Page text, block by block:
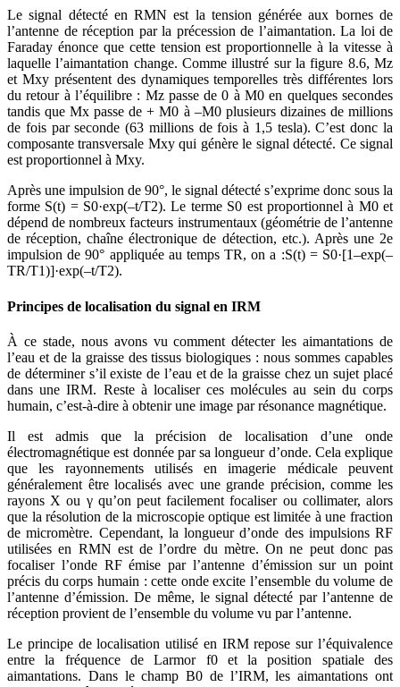
Le signal détecté en RMN est la tension générée aux bornes de
l’antenne de réception par la précession de l’aimantation. La loi de
Faraday énonce que cette tension est proportionnelle à la vitesse à
laquelle l’aimantation change. Comme illustré sur la figure 8.6, Mz
et Mxy présentent des dynamiques temporelles très différentes lors
du retour à l’équilibre : Mz passe de 0 à M0 en quelques secondes
tandis que Mx passe de + M0 à –M0 plusieurs dizaines de millions
de fois par seconde (63 millions de fois à 1,5 tesla). C’est donc la
composante transversale Mxy qui génère le signal détecté. Ce signal
est proportionnel à Mxy.
Après une impulsion de 90°, le signal détecté s’exprime donc sous la
forme S(t) = S0·exp(–t/T2). Le terme S0 est proportionnel à M0 et
dépend de nombreux facteurs instrumentaux (géométrie de l’antenne
de réception, chaîne électronique de détection, etc.). Après une 2e
impulsion de 90° appliquée au temps TR, on a :S(t) = S0·[1–exp(–
TR/T1)]·exp(–t/T2).
Principes de localisation du signal en IRM
À ce stade, nous avons vu comment détecter les aimantations de
l’eau et de la graisse des tissus biologiques : nous sommes capables
de déterminer s’il existe de l’eau et de la graisse chez un sujet placé
dans une IRM. Reste à localiser ces molécules au sein du corps
humain, c’est-à-dire à obtenir une image par résonance magnétique.
Il est admis que la précision de localisation d’une onde
électromagnétique est donnée par sa longueur d’onde. Cela explique
que les rayonnements utilisés en imagerie médicale peuvent
généralement être localisés avec une grande précision, comme les
rayons X ou γ qu’on peut facilement focaliser ou collimater, alors
que la résolution de la microscopie optique est limitée à une fraction
de micromètre. Cependant, la longueur d’onde des impulsions RF
utilisées en RMN est de l’ordre du mètre. On ne peut donc pas
focaliser l’onde RF émise par l’antenne d’émission sur un point
précis du corps humain : cette onde excite l’ensemble du volume de
l’antenne d’émission. De même, le signal détecté par l’antenne de
réception provient de l’ensemble du volume vu par l’antenne.
Le principe de localisation utilisé en IRM repose sur l’équivalence
entre la fréquence de Larmor f0 et la position spatiale des
aimantations. Dans le champ B0 de l’IRM, les aimantations ont